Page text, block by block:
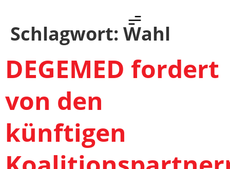
Schlagwort: Wahl
DEGEMED fordert
von den
künftigen